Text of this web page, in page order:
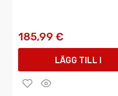
185,99 €
LÄGG TILL I
VARUKORGEN